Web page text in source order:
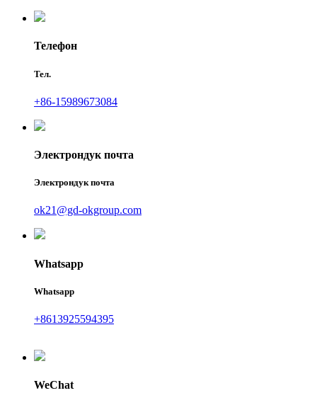
Телефон
Тел.
+86-15989673084
Электрондук почта
Электрондук почта
ok21@gd-okgroup.com
Whatsapp
Whatsapp
+8613925594395
WeChat